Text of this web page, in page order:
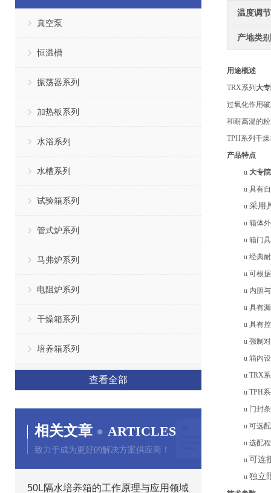
真空泵
恒温槽
振荡器系列
加热板系列
水浴系列
水槽系列
试验箱系列
管式炉系列
马弗炉系列
电阻炉系列
干燥箱系列
培养箱系列
查看全部
相关文章 ARTICLES
致力于成为更好的解决方案供应商！
50L隔水培养箱的工作原理与应用领域
温度调
产地类别
用途概述
TRX系列 大
过氧化作用
和耐高温的
TPH系列干
产品特点
u 大专
u 具有
u 采用
u 箱体
u 箱门
u 经典
u 可根
u 内胆
u 具有
u 具有
u 强制
u 箱内
u TRX
u TPH
u 门封
u 可选配
u 选配
u 可连
u 独立